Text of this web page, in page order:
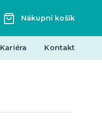
Nákupní košík
Kariéra Kontakt